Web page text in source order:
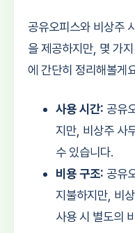
공유오피스와 비상주
을 제공하지만, 몇 가
에 간단히 정리해볼게
사용 시간: 공유
지만, 비상주 사
수 있습니다.
비용 구조: 공유
지불하지만, 비
사용 시 별도의